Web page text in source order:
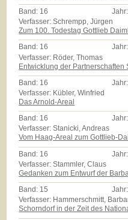
Band: 16
Verfasser: Schrempp, Jürgen
Zum 100. Todestag Gottlieb
Band: 16
Verfasser: Röder, Thomas
Entwicklung der Partnerschaften
Band: 16 Jahr:
Verfasser: Kübler, Winfried
Das Arnold-Areal
Band: 16
Verfasser: Stanicki, Andreas
Vom Haag-Areal zum Gottlieb-
Band: 16 Jahr:
Verfasser: Stammler, Claus
Gedanken zum Entwurf der
Band: 15
Verfasser: Hammerschmitt,
Schorndorf in der Zeit des